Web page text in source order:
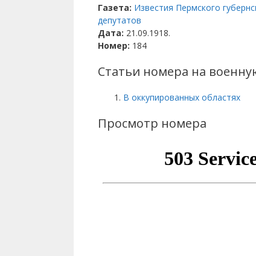
Газета: Известия Пермского
депутатов
Дата: 21.09.1918.
Номер: 184
Статьи номера на
В оккупированных областях
Просмотр номера